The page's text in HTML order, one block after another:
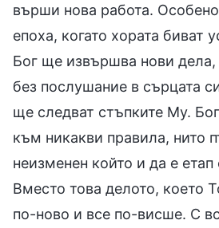
върши нова работа.
епоха, когато хората биват
Бог ще извършва нови дела,
без послушание в сърцата
ще следват стъпките Му.
към никакви правила, нито
неизменен който и да е етап
Вместо това делото, което
по-ново и все по-висше. С